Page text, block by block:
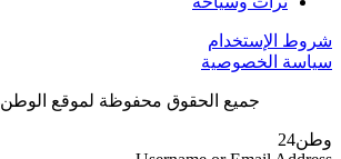
شروط الإستخدام
سياسة الخصوصية
جميع الحقوق محفوظة لموقع الوطن24 © 2025
وطن24